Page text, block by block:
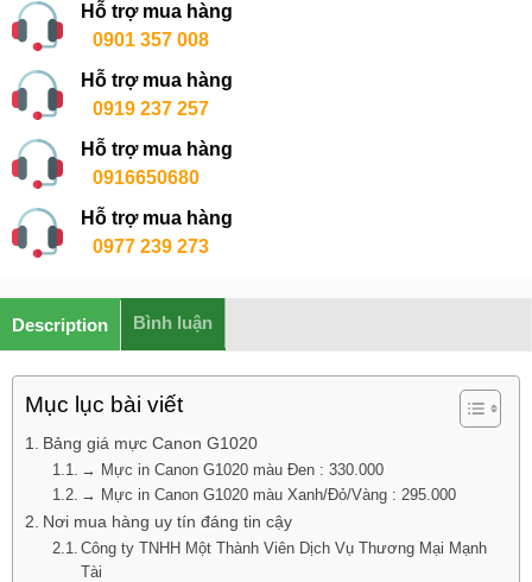
Hỗ trợ mua hàng
0901 357 008
Hỗ trợ mua hàng
0919 237 257
Hỗ trợ mua hàng
0916650680
Hỗ trợ mua hàng
0977 239 273
Description Bình luận
Mục lục bài viết
Bảng giá mực Canon G1020
→ Mực in Canon G1020 màu Đen : 330.000
→ Mực in Canon G1020 màu Xanh/Đỏ/Vàng : 295.000
Nơi mua hàng uy tín đáng tin cậy
Công ty TNHH Một Thành Viên Dịch Vụ Thương Mại Mạnh
Tài